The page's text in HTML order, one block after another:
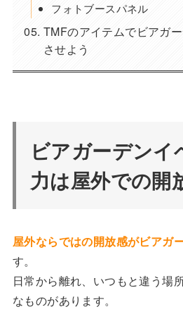
フォトブースパネル
TMFのアイテムでビアガ
させよう
ビアガーデンイ
力は屋外での開
屋外ならではの開放感がビアガ
す。
日常から離れ、いつもと違う場
なものがあります。